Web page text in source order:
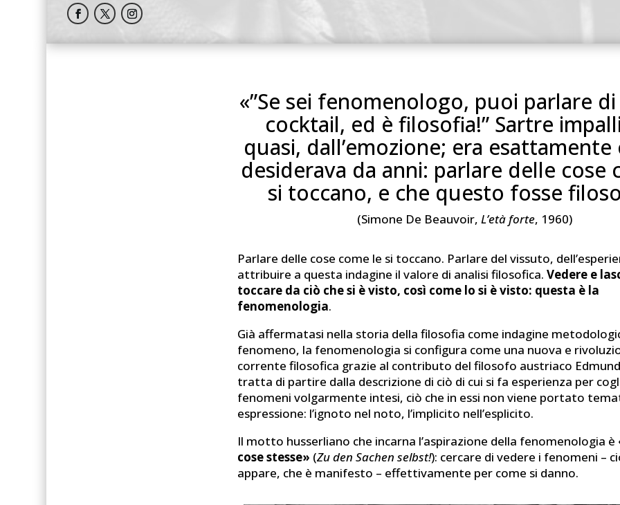
«”Se sei fenomenologo, puoi parlare
cocktail, ed è filosofia!” Sartre
quasi, dall’emozione; era esattamente
desiderava da anni: parlare delle cose
si toccano, e che questo fosse
(Simone De Beauvoir,L’età forte, 1960)
Parlare delle cose come le si toccano. Parlare del vissuto,
attribuire a questa indagine il valore di analisi filosofica.Vedere e
toccare da ciò che si è visto, così come lo si è visto: questa è la
fenomenologia.
Già affermatasi nella storia della filosofia come indagine
fenomeno, la fenomenologia si configura come una nuova e
corrente filosofica grazie al contributo del filosofo austriaco
tratta di partire dalla descrizione di ciò di cui si fa esperienza per
fenomeni volgarmente intesi, ciò che in essi non viene portato
espressione: l’ignoto nel noto, l’implicito nell’esplicito.
Il motto husserliano che incarna l’aspirazione della fenomenologia è
cose stesse» (Zu den Sachen selbst!): cercare di vedere i fenomeni –
appare, che è manifesto – effettivamente per come si danno.